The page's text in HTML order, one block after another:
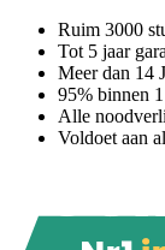
Ruim 3000
Tot 5 jaar
Meer dan 14
95% binnen
Alle
Voldoet aan